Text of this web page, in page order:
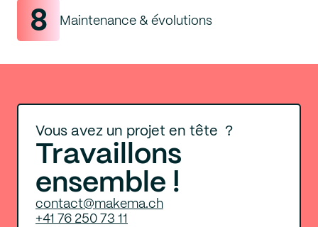
8 Maintenance & évolutions
Vous avez un projet en tête ?
Travaillons
ensemble !
contact@makema.ch
+41 76 250 73 11